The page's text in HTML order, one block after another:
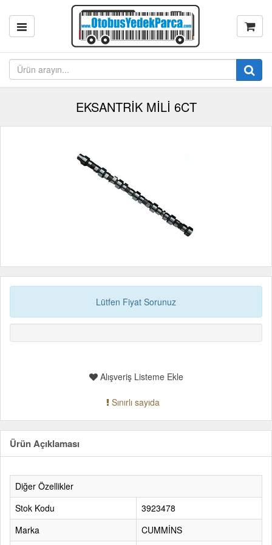
EKSANTRİK MİLİ 6CT
Lütfen Fiyat Sorunuz
Alışveriş Listeme Ekle
Sınırlı sayıda
Ürün Açıklaması
Diğer Özellikler
Stok Kodu
3923478
Marka
CUMMİNS